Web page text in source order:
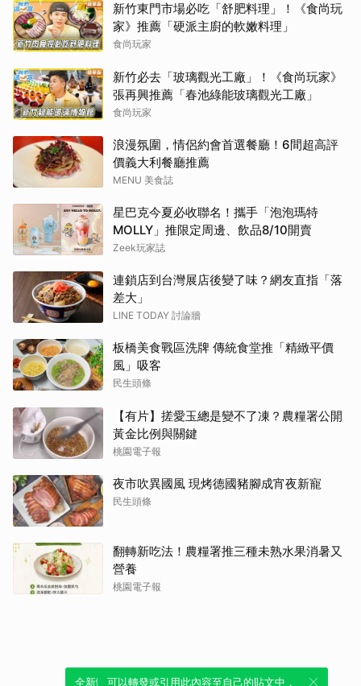
新竹東門市場必吃「舒肥料理」！《食尚玩
家》推薦「硬派主廚的軟嫩料理」
食尚玩家
新竹必去「玻璃觀光工廠」！《食尚玩家》
張再興推薦「春池綠能玻璃觀光工廠」
食尚玩家
浪漫氛圍，情侶約會首選餐廳！6間超高評
價義大利餐廳推薦
MENU 美食誌
星巴克今夏必收聯名！攜手「泡泡瑪特
MOLLY」推限定周邊、飲品8/10開賣
Zeek玩家誌
連鎖店到台灣展店後變了味？網友直指「落
差大」
LINE TODAY 討論牆
板橋美食戰區洗牌 傳統食堂推「精緻平價
風」吸客
民生頭條
【有片】搓愛玉總是變不了凍？農糧署公開
黃金比例與關鍵
桃園電子報
夜市吹異國風 現烤德國豬腳成宵夜新寵
民生頭條
翻轉新吃法！農糧署推三種未熟水果消暑又
營養
桃園電子報
全新體驗！一鍵引用此內容，透過發布貼
可以轉發或引用此內容至自己的貼文中，